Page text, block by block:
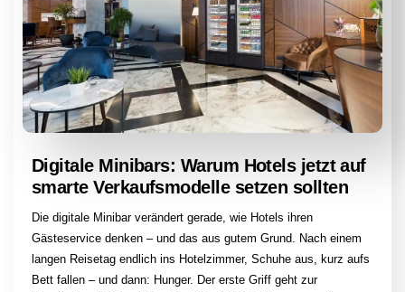
Digitale Minibars: Warum Hotels jetzt auf
smarte Verkaufsmodelle setzen sollten
Die digitale Minibar verändert gerade, wie Hotels ihren
Gästeservice denken – und das aus gutem Grund. Nach einem
langen Reisetag endlich ins Hotelzimmer, Schuhe aus, kurz aufs
Bett fallen – und dann: Hunger. Der erste Griff geht zur